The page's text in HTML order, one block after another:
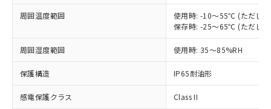
周囲温度範囲
使用時: -10～55℃ (ただし
保存時: -25～65℃ (ただし
周囲湿度範囲 使用時: 35～85%RH
保護構造 IP65耐油形
感電保護クラス Class II
当社制御機器事業取扱商品の中には、
本サービスの対象外となる商品もある
在庫状況および標準価格照会結果は、
記載している更新日時点での社内デー
タに基づき作成されるものであり、閲
覧された時点での実際の在庫および標
準価格とは異なる場合があることをご
仕入先様の事情により、非含有部品として
いたものが、含有品と判明した場合などや
むを得ず変更することがあります。
鉛(Pb) 1000ppm以下、 水銀(Hg) 1000ppm以下、 カド
ミウム(Cd) 100ppm以下、
六価クロム(Cr(Ⅵ)) 1000ppm以下、ポリ臭化ビフェニル
類(PBB) 1000ppm以下、ポリ臭化ジフェニルエーテル類
(PBDE) 1000ppm以下、フタル酸ビス(2-エチルヘキシ
「×」：最大均質材料含有率が中国RoHSの
基準値を超えていることを示します。
い合わせください。
*中国RoHS10物質の基準値 (GB/T26572)：
Cr(Ⅵ)(六価クロム) : 1000ppm、 PBBs(ポリ臭化ビフェ
当社は、これら貴社製品のうち、外国
為替および外国貿易法に定める商品
（以下｢規制貨物等」という）を輸出
または国外への提供する場合は、日本
国政府の輸出許可(または役務取引許
可)を取得するなどの必要な手続きを
とります。